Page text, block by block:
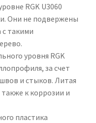
RGK U3060
Они не подвержены
такими
уровня RGK
за счет
и стыков. Литая
к коррозии и
пластика